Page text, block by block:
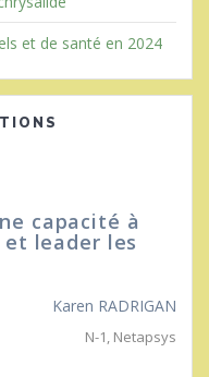
et de santé en 2024
capacité à
leader les
Karen RADRIGAN
N-1, Netapsys